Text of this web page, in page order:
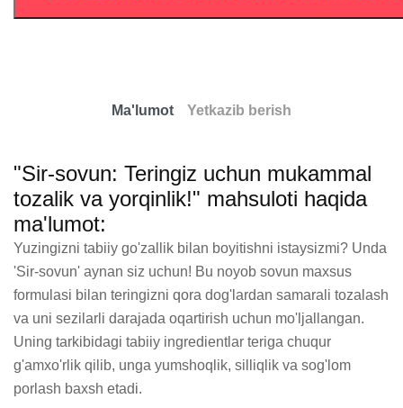
Ma'lumot Yetkazib berish
"Sir-sovun: Teringiz uchun mukammal
tozalik va yorqinlik!" mahsuloti haqida
ma'lumot:
Yuzingizni tabiiy go'zallik bilan boyitishni istaysizmi? Unda
'Sir-sovun' aynan siz uchun! Bu noyob sovun maxsus
formulasi bilan teringizni qora dog'lardan samarali tozalash
va uni sezilarli darajada oqartirish uchun mo'ljallangan.
Uning tarkibidagi tabiiy ingredientlar teriga chuqur
g'amxo'rlik qilib, unga yumshoqlik, silliqlik va sog'lom
porlash baxsh etadi.